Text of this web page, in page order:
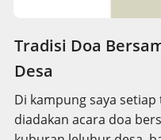
Tradisi Doa
Desa
Di kampung saya
diadakan acara doa